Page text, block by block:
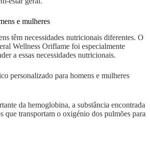
e mulheres
têm necessidades nutricionais diferentes. O
Wellness Oriflame foi especialmente
a essas necessidades nutricionais.
da hemoglobina, a substância encontrada
que transportam o oxigénio dos pulmões para